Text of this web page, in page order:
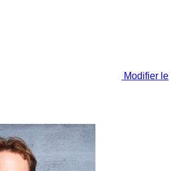
Modifier le